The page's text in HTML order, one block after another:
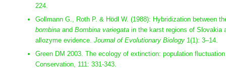
224.
Gollmann G., Roth P. & Hödl W. (1988): Hybridization between
bombina and Bombina variegata in the karst regions of Slovakia
allozyme evidence. Journal of Evolutionary Biology 1(1): 3–14.
Green DM 2003. The ecology of extinction: population
Conservation, 111: 331-343.